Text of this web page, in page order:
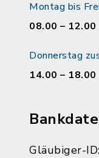
Montag bis
08.00 – 12.00
Donnerstag
14.00 – 18.00
Gläubiger-